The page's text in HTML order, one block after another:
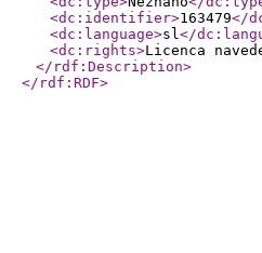
<dc:identifier>163479</
<dc:language>sl</
<dc:rights>Licenca
</rdf:Description>
</rdf:RDF>